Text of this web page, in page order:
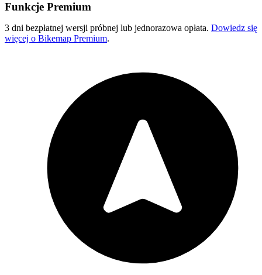
Funkcje Premium
3 dni bezpłatnej wersji próbnej lub jednorazowa opłata. Dowiedz się
więcej o Bikemap Premium.